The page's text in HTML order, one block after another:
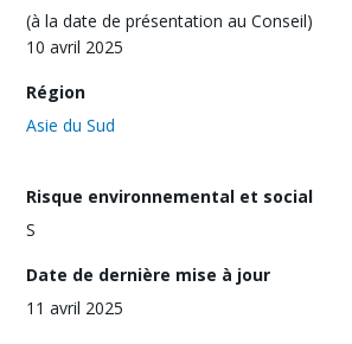
(à la date de présentation au Conseil)
10 avril 2025
Région
Asie du Sud
Risque environnemental et social
S
Date de dernière mise à jour
11 avril 2025